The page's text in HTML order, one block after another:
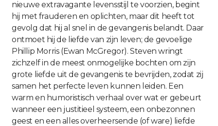
nieuwe extravagante levensstijl te voorzien, begint
hij met frauderen en oplichten, maar dit heeft tot
gevolg dat hij al snel in de gevangenis belandt. Daar
ontmoet hij de liefde van zijn leven; de gevoelige
Phillip Morris (Ewan McGregor). Steven wringt
zichzelf in de meest onmogelijke bochten om zijn
grote liefde uit de gevangenis te bevrijden, zodat zij
samen het perfecte leven kunnen leiden. Een
warm en humoristisch verhaal over wat er gebeurt
wanneer een justitieel systeem, een onbezonnen
geest en een alles overheersende (of ware) liefde